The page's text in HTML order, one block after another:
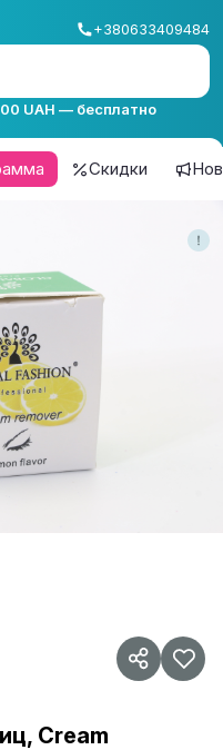
+380633409484
UAH — бесплатно
Скидки
Cream